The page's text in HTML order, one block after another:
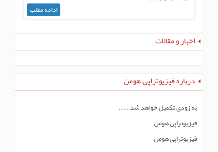
و مقالات
فیزیوتراپی هومن
تکمیل خواهد شد…….
هومن
هومن